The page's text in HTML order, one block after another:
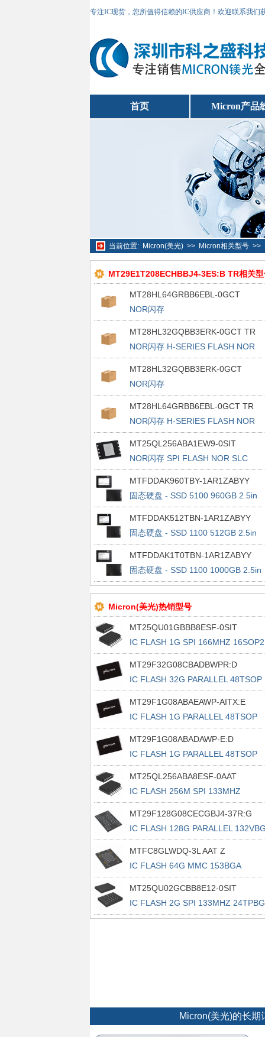
专注IC现货，您所值得信赖的IC供应商！欢迎联系我们
首页 Micron产品
当前位置: Micron(美光)>> Micron相关型号>>
MT29E1T208ECHBBJ4-3ES:B TR相关型
MT28HL64GRBB6EBL-0GCT
NOR闪存
MT28HL32GQBB3ERK-0GCT TR
NOR闪存 H-SERIES FLASH NOR
MLC 1GX32 FBGA 8DP
MT28HL32GQBB3ERK-0GCT
NOR闪存
MT28HL64GRBB6EBL-0GCT TR
NOR闪存 H-SERIES FLASH NOR
MLC 1GX64 FLGA 16DP
MT25QL256ABA1EW9-0SIT
NOR闪存 SPI FLASH NOR SLC
64MX4 WPDFN
MTFDDAK960TBY-1AR1ZABYY
固态硬盘 - SSD 5100 960GB 2.5in
SSD
MTFDDAK512TBN-1AR1ZABYY
固态硬盘 - SSD 1100 512GB 2.5in
SSD
MTFDDAK1T0TBN-1AR1ZABYY
固态硬盘 - SSD 1100 1000GB 2.5in
SSD
Micron(美光)热销型号
MT25QU01GBBB8ESF-0SIT
IC FLASH 1G SPI 166MHZ 16SOP2
MT29F32G08CBADBWPR:D
IC FLASH 32G PARALLEL 48TSOP
MT29F1G08ABAEAWP-AITX:E
IC FLASH 1G PARALLEL 48TSOP
MT29F1G08ABADAWP-E:D
IC FLASH 1G PARALLEL 48TSOP
MT25QL256ABA8ESF-0AAT
IC FLASH 256M SPI 133MHZ
16SOP2
MT29F128G08CECGBJ4-37R:G
IC FLASH 128G PARALLEL
MTFC8GLWDQ-3L AAT Z
IC FLASH 64G MMC 153BGA
MT25QU02GCBB8E12-0SIT
IC FLASH 2G SPI 133MHZ
Micron(美光)的长